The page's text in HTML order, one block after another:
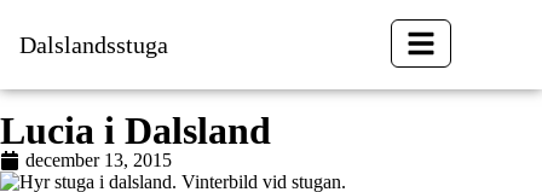
Dalslandsstuga
Lucia i Dalsland
december 13, 2015